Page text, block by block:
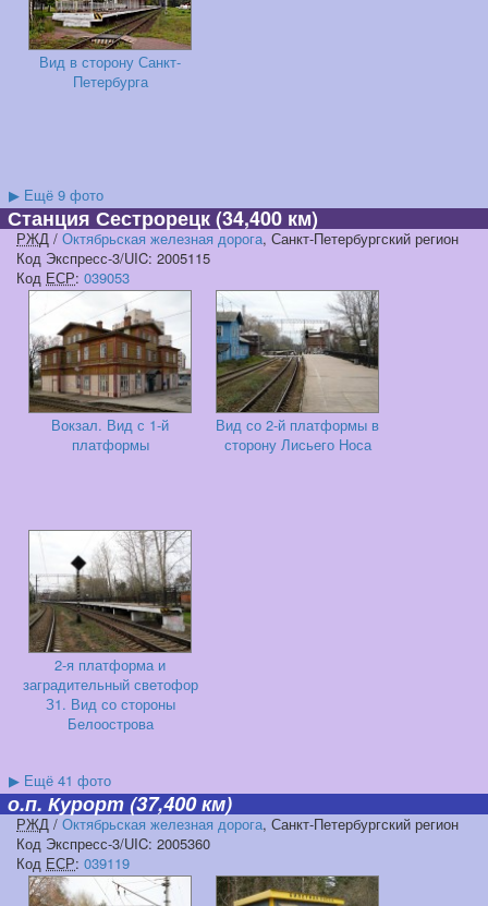
Вид в сторону Санкт-
Петербурга
▶ Ещё 9 фото
Станция Сестрорецк(34,400 км)
РЖД / Октябрьская железная дорога, Санкт-Петербургский регион
Код Экспресс-3/UIC: 2005115
Код ЕСР: 039053
Вокзал. Вид с 1-й
платформы
Вид со 2-й платформы в
сторону Лисьего Носа
2-я платформа и
заградительный светофор
З1. Вид со стороны
Белоострова
▶ Ещё 41 фото
о.п. Курорт(37,400 км)
РЖД / Октябрьская железная дорога, Санкт-Петербургский регион
Код Экспресс-3/UIC: 2005360
Код ЕСР: 039119